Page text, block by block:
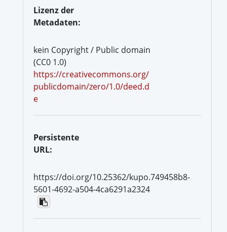
Lizenz der
Metadaten:
kein Copyright / Public domain
(CC0 1.0)
https://creativecommons.org/
publicdomain/zero/1.0/deed.d
e
Persistente
URL:
https://doi.org/10.25362/kupo.749458b8-
5601-4692-a504-4ca6291a2324